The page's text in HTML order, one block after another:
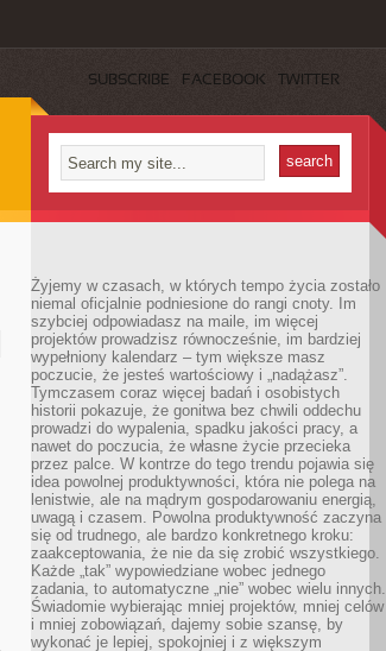
SUBSCRIBE FACEBOOK TWITTER
Żyjemy w czasach, w których tempo życia zostało
niemal oficjalnie podniesione do rangi cnoty. Im
szybciej odpowiadasz na maile, im więcej
projektów prowadzisz równocześnie, im bardziej
wypełniony kalendarz – tym większe masz
poczucie, że jesteś wartościowy i „nadążasz”.
Tymczasem coraz więcej badań i osobistych
historii pokazuje, że gonitwa bez chwili oddechu
prowadzi do wypalenia, spadku jakości pracy, a
nawet do poczucia, że własne życie przecieka
przez palce. W kontrze do tego trendu pojawia się
idea powolnej produktywności, która nie polega na
lenistwie, ale na mądrym gospodarowaniu energią,
uwagą i czasem. Powolna produktywność zaczyna
się od trudnego, ale bardzo konkretnego kroku:
zaakceptowania, że nie da się zrobić wszystkiego.
Każde „tak” wypowiedziane wobec jednego
zadania, to automatyczne „nie” wobec wielu innych.
Świadomie wybierając mniej projektów, mniej celów
i mniej zobowiązań, dajemy sobie szansę, by
wykonać je lepiej, spokojniej i z większym